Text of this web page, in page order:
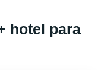
hotel para